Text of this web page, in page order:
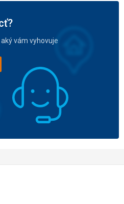
vám vyhovuje